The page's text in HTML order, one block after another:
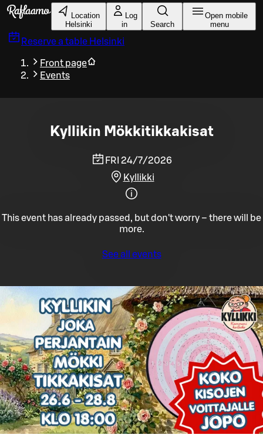
Skip to main content
Location
Helsinki
Log
in
Search
Open mobile
menu
Reserve a table Helsinki
Front page
Events
Kyllikin Mökkitikkakisat
FRI 24/7/2026
Kyllikki
This event has already passed, but don't worry – there will be
more.
See all events